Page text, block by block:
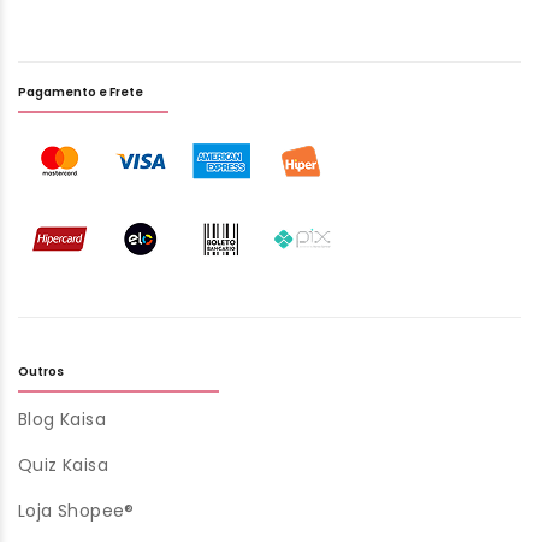
Outros
Blog Kaisa
Quiz Kaisa
Loja Shopee®
Pagamento e Frete